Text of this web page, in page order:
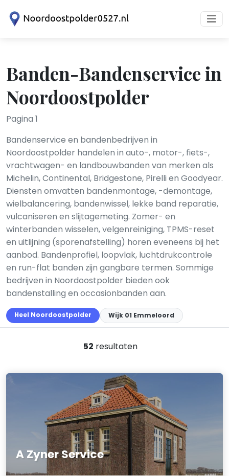
Banden-Bandenservice in
Noordoostpolder
Pagina 1
Bandenservice en bandenbedrijven in
Noordoostpolder handelen in auto-, motor-, fiets-,
vrachtwagen- en landbouwbanden van merken als
Michelin, Continental, Bridgestone, Pirelli en Goodyear.
Diensten omvatten bandenmontage, -demontage,
wielbalancering, bandenwissel, lekke band reparatie,
vulcaniseren en slijtagemeting. Zomer- en
winterbanden wisselen, velgenreiniging, TPMS-reset
en uitlijning (sporenafstelling) horen eveneens bij het
aanbod. Bandenprofiel, loopvlak, luchtdrukcontrole
en run-flat banden zijn gangbare termen. Sommige
bedrijven in Noordoostpolder bieden ook
bandenstalling en occasionbanden aan.
Heel Noordoostpolder Wijk 01 Emmeloord
52 resultaten
A Zyner Service